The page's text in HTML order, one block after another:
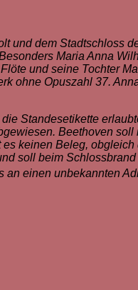
und dem Stadtschloss
Maria Anna
und seine Tochter
ohne Opuszahl 37.
Standesetikette
Beethoven
keinen Beleg,
soll beim
an einen unbekannten